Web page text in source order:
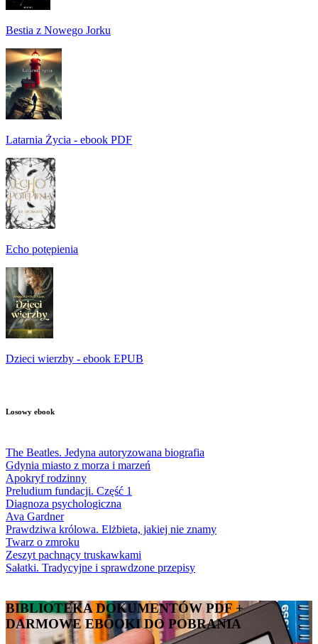
Bestia z Nowego Jorku
Latarnia Życia - ebook PDF
Echo potępienia
Dzieci wierzby - ebook EPUB
Losowy ebook
The Beatles. Jedyna autoryzowana biografia
Gdynia miasto z morza i marzeń
Apokryf rodzinny
Preludium fundacji. Część 1
Diagnoza psychologiczna
Ava Gardner
Prawdziwa królowa. Elżbieta, jakiej nie znamy
Twarz o zmroku
Zeszyt pachnący truskawkami
Sałatki. Tradycyjne i sprawdzone przepisy
BIBLIOTEKA DOKUMENTÓW PDF +
DARMOWE EBOOKI DO POBRANIA